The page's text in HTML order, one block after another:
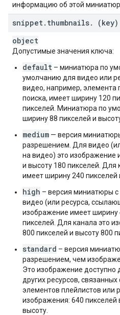
информацию об этой
snippet. thumbnails.
(key)
object
Допустимые значения ключа:
default – миниатюра по
умолчанию для видео или
видео, например, элемента
поиска, имеет ширину 120
пикселей. Миниатюра по
ширину 88 пикселей и
medium — версия
разрешением. Для видео
на видео) это изображение
и высоту 180 пикселей. Для
имеет ширину 240 пикселей
high – версия миниатюры
видео (или ресурса,
изображение имеет ширину
пикселей. Для канала это
800 пикселей и высоту 800
standard – версия
разрешением, чем
Это изображение доступно
других ресурсов,
элементов плейлистов или
изображения: 640 пикселей
высоту.